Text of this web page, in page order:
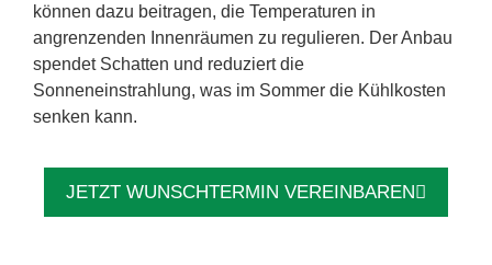
können dazu beitragen, die Temperaturen in
angrenzenden Innenräumen zu regulieren. Der Anbau
spendet Schatten und reduziert die
Sonneneinstrahlung, was im Sommer die Kühlkosten
senken kann.
JETZT WUNSCHTERMIN VEREINBAREN